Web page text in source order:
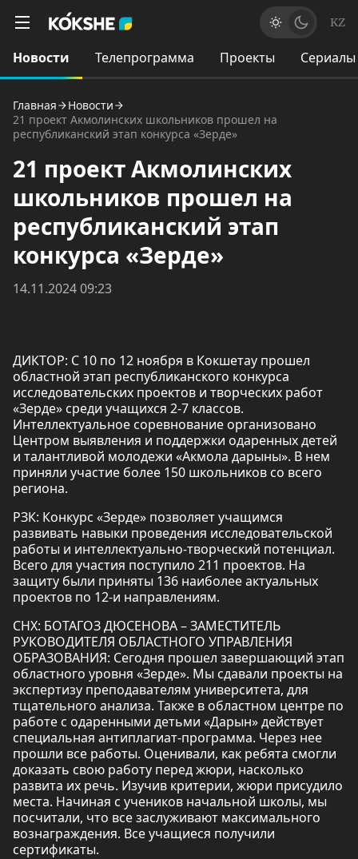
KZ
Новости Телепрограмма Проекты Сериалы
Главная
Новости
21 проект Акмолинских школьников прошел на
республиканский этап конкурса «Зерде»
21 проект Акмолинских
школьников прошел на
республиканский этап
конкурса «Зерде»
14.11.2024 09:23
ДИКТОР: С 10 по 12 ноября в Кокшетау прошел
областной этап республиканского конкурса
исследовательских проектов и творческих работ
«Зерде» среди учащихся 2-7 классов.
Интеллектуальное соревнование организовано
Центром выявления и поддержки одаренных детей
и талантливой молодежи «Акмола дарыны». В нем
приняли участие более 150 школьников со всего
региона.
РЗК: Конкурс «Зерде» позволяет учащимся
развивать навыки проведения исследовательской
работы и интеллектуально-творческий потенциал.
Всего для участия поступило 211 проектов. На
защиту были приняты 136 наиболее актуальных
проектов по 12-и направлениям.
СНХ: БОТАГОЗ ДЮСЕНОВА – ЗАМЕСТИТЕЛЬ
РУКОВОДИТЕЛЯ ОБЛАСТНОГО УПРАВЛЕНИЯ
ОБРАЗОВАНИЯ: Сегодня прошел завершающий этап
областного уровня «Зерде». Мы сдавали проекты на
экспертизу преподавателям университета, для
тщательного анализа. Также в областном центре по
работе с одаренными детьми «Дарын» действует
специальная антиплагиат-программа. Через нее
прошли все работы. Оценивали, как ребята смогли
доказать свою работу перед жюри, насколько
развита их речь. Изучив критерии, жюри присудило
места. Начиная с учеников начальной школы, мы
посчитали, что все заслуживают максимального
вознаграждения. Все учащиеся получили
сертификаты.